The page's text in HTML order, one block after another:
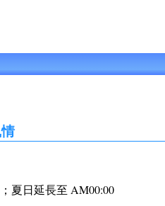
夏日延長至 AM00:00